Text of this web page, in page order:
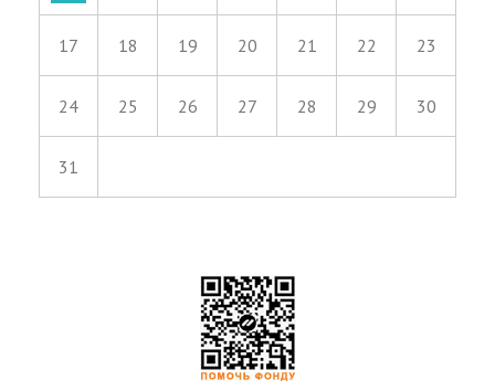
17 18 19 20 21 22 23
24 25 26 27 28 29 30
31